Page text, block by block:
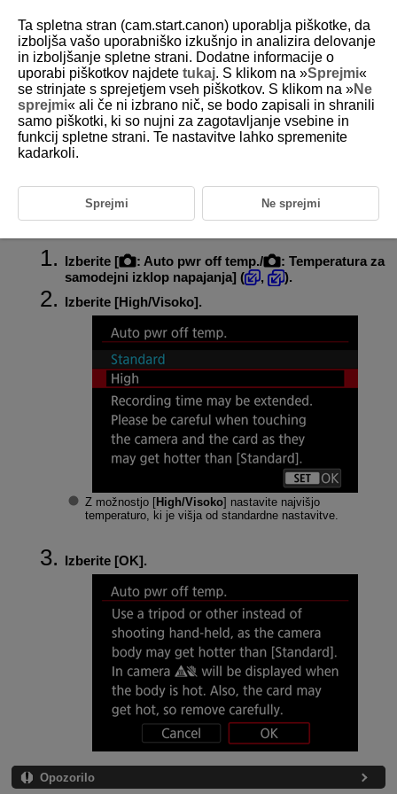
D388-118
Temperatura za samodejni izklop
napajanja
samodejno izključi. Nastavitev te meje višje od standardne temperature
lahko podaljša razpoložljivi čas zajemanja, tako da eliminira nekatere
omejitve pri upravljanju.
Izberite [ : Auto pwr off temp./ : Temperatura za
samodejni izklop napajanja] ( ,
).
Izberite [High/Visoko].
Z možnostjo [High/Visoko] nastavite najvišjo
temperaturo, ki je višja od standardne nastavitve.
Izberite [OK].
Opozorilo
Ta spletna stran (cam.start.canon) uporablja piškotke, da
izboljša vašo uporabniško izkušnjo in analizira delovanje
in izboljšanje spletne strani. Dodatne informacije o
uporabi piškotkov najdete tukaj. S klikom na »Sprejmi«
se strinjate s sprejetjem vseh piškotkov. S klikom na »Ne
sprejmi« ali če ni izbrano nič, se bodo zapisali in shranili
samo piškotki, ki so nujni za zagotavljanje vsebine in
funkcij spletne strani. Te nastavitve lahko spremenite
kadarkoli.
Sprejmi Ne sprejmi